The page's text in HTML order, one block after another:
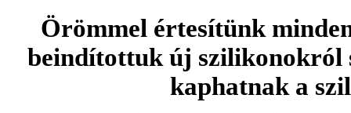
Örömmel értesítünk
beindítottuk új szilikonokról
kaphatnak a